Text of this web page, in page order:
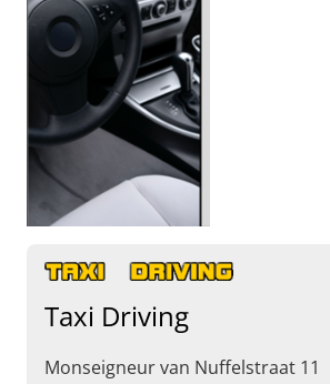
Taxi Driving
Monseigneur van Nuffelstraat 11